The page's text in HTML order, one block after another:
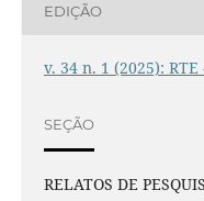
EDIÇÃO
v. 34 n. 1 (2025):
SEÇÃO
RELATOS DE